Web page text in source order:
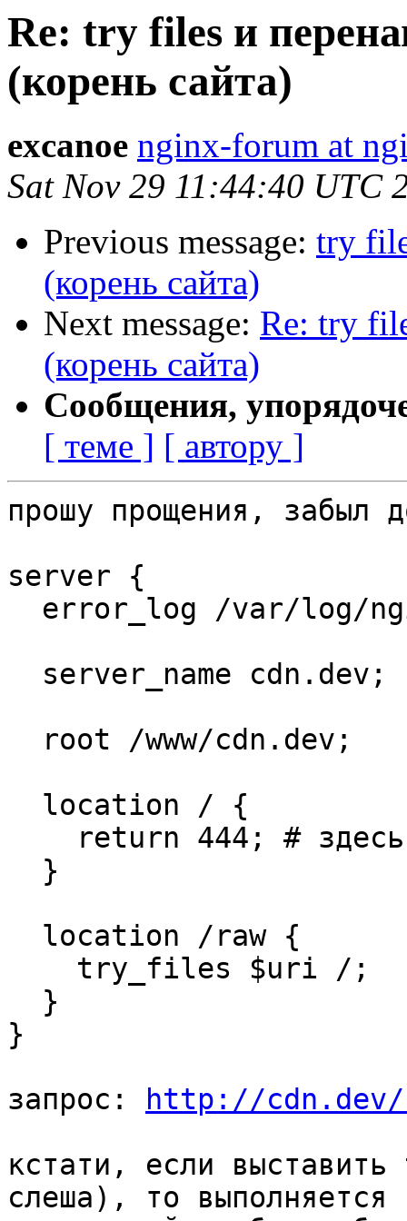
Re: try files и
(корень сайта)
excanoe nginx-forum at
Sat Nov 29 11:44:40 UTC
Previous message: try
(корень сайта)
Next message: Re: try
(корень сайта)
Сообщения,
[ теме ] [ автору ]
прошу прощения, забыл
server {
}
запрос:
http://
кстати, если
слеша), то выполняется